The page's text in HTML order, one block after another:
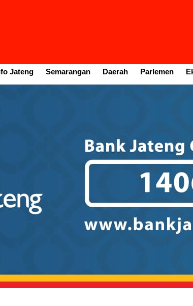
Jateng Semarangan Daerah Parlemen